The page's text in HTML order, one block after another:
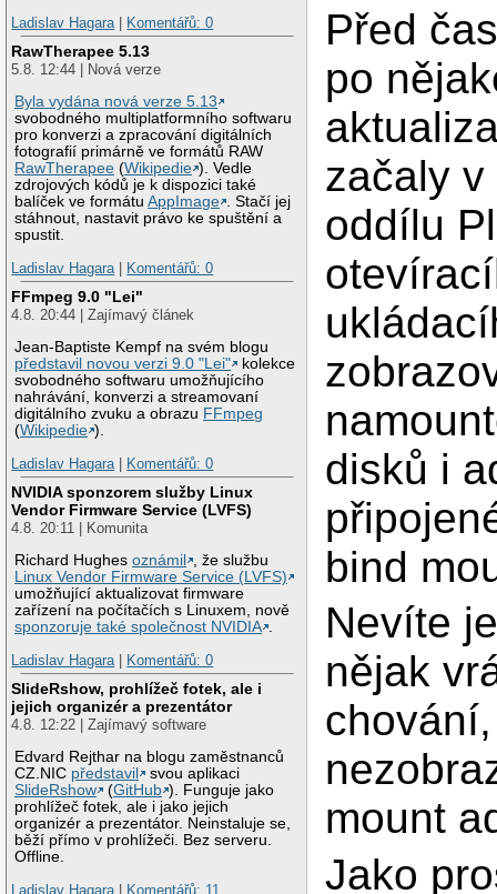
Ladislav Hagara
Komentářů: 0
RawTherapee 5.13
5.8. 12:44 | Nová verze
Byla vydána nová verze 5.13
svobodného multiplatformního softwaru
pro konverzi a zpracování digitálních
fotografií primárně ve formátů RAW
RawTherapee (Wikipedie ). Vedle
zdrojových kódů je k dispozici také
balíček ve formátuAppImage . Stačí jej
stáhnout, nastavit právo ke spuštění a
spustit.
Ladislav Hagara
Komentářů: 0
FFmpeg 9.0 "Lei"
4.8. 20:44 | Zajímavý článek
Jean-Baptiste Kempf na svém blogu
představil novou verzi 9.0 "Lei"
kolekce
svobodného softwaru umožňujícího
nahrávání, konverzi a streamovaní
digitálního zvuku a obrazu FFmpeg
(Wikipedie ).
Ladislav Hagara
Komentářů: 0
NVIDIA sponzorem služby Linux
Vendor Firmware Service (LVFS)
4.8. 20:11 | Komunita
Richard Hughesoznámil
, že službu
Linux Vendor Firmware Service (LVFS)
umožňující aktualizovat firmware
zařízení na počítačích s Linuxem, nově
sponzoruje také společnost NVIDIA .
Ladislav Hagara | Komentářů: 0
SlideRshow, prohlížeč fotek, ale i
jejich organizér a prezentátor
4.8. 12:22 | Zajímavý software
Edvard Rejthar na blogu zaměstnanců
CZ.NIC představil
svou aplikaci
SlideRshow
(GitHub ). Funguje jako
prohlížeč fotek, ale i jako jejich
organizér a prezentátor. Neinstaluje se,
běží přímo v prohlížeči. Bez serveru.
Offline.
Ladislav Hagara | Komentářů: 11
Před
po
začaly v
oddílu
disků i
bind
Nevíte
nějak
mount
Jako